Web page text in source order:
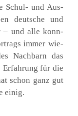
Schul- und Aus­
deut­sche und
– und alle konn­
immer wie­
Nach­barn das
Erfah­rung für die
schon ganz gut
einig.